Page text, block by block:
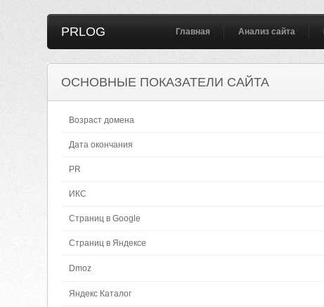
PRLOG Главная Анализ сайта
ОСНОВНЫЕ ПОКАЗАТЕЛИ САЙТА
Возраст домена
Дата окончания
PR
ИКС
Страниц в Google
Страниц в Яндексе
Dmoz
Яндекс Каталог